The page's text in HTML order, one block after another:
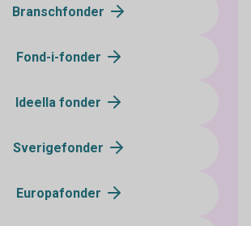
Branschfonder
Fond-i-fonder
Ideella fonder
Sverigefonder
Europafonder